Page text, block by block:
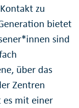
zu
bietet
sind
über das
Zentren
es mit einer